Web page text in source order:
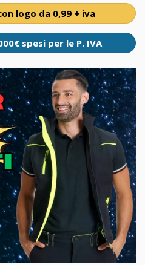
logo da 0,99 + iva
spesi per le P. IVA